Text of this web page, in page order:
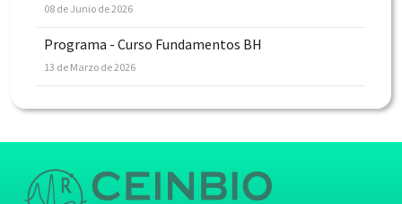
08 de Junio de 2026
Programa - Curso Fundamentos BH
13 de Marzo de 2026